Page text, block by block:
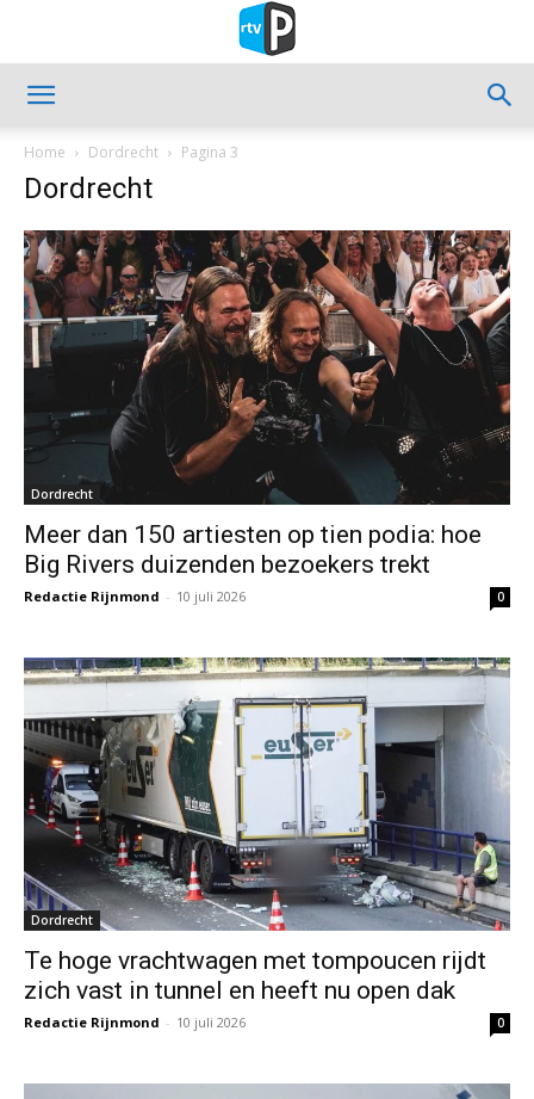
Home Dordrecht Pagina 3
Dordrecht
Dordrecht
Meer dan 150 artiesten op tien podia: hoe
Big Rivers duizenden bezoekers trekt
Redactie Rijnmond - 10 juli 2026 0
Dordrecht
Te hoge vrachtwagen met tompoucen rijdt
zich vast in tunnel en heeft nu open dak
Redactie Rijnmond - 10 juli 2026 0